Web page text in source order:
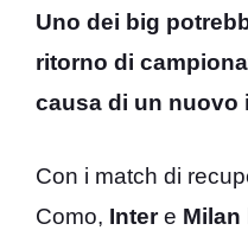
Uno dei big
ritorno di
causa di un nuovo
Con i match di
Como, Intere Milan